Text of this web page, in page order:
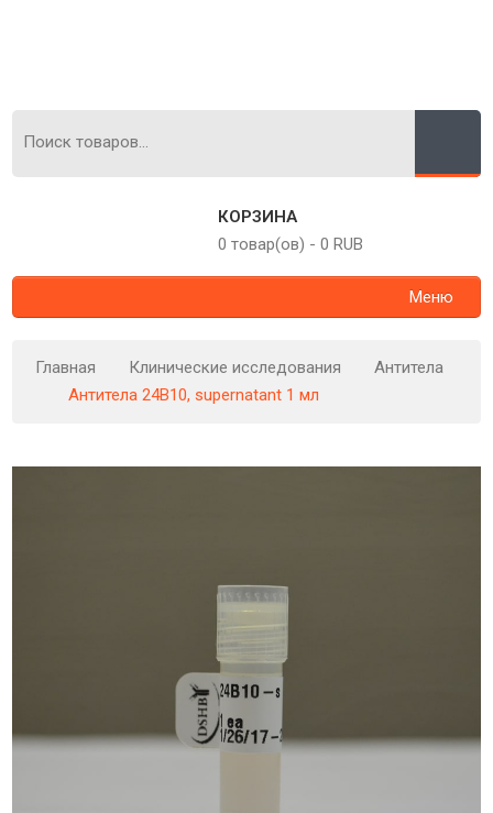
КОРЗИНА
0 товар(ов) - 0 RUB
Меню
Главная Клинические исследования
Антитела
Антитела 24B10, supernatant 1 мл